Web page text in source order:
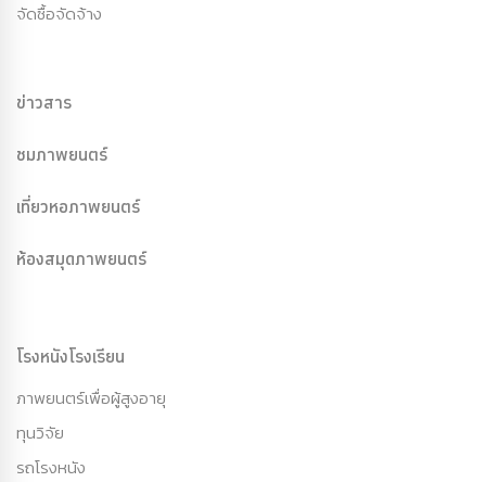
จัดซื้อจัดจ้าง
ข่าวสาร
ชมภาพยนตร์
เที่ยวหอภาพยนตร์
ห้องสมุดภาพยนตร์
โรงหนังโรงเรียน
ภาพยนตร์เพื่อผู้สูงอายุ
ทุนวิจัย
รถโรงหนัง